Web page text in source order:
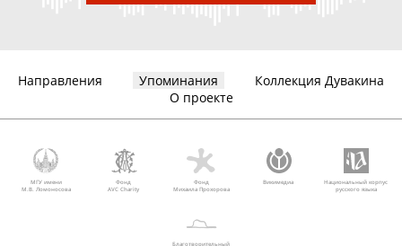
Направления Упоминания
Коллекция Дувакина
О проекте
МГУ имени
М.В. Ломоносова
Фонд
AVC Charity
Фонд
Михаила Прохорова
Викимедиа
Национальный корпус
русского языка
Благотворительный